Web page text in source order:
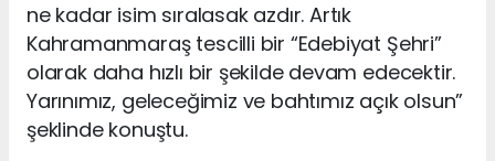
ne kadar isim sıralasak azdır. Artık
Kahramanmaraş tescilli bir “Edebiyat Şehri”
olarak daha hızlı bir şekilde devam edecektir.
Yarınımız, geleceğimiz ve bahtımız açık olsun”
şeklinde konuştu.